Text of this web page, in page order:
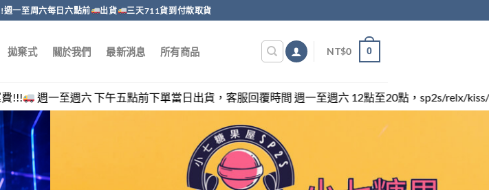
週一至周六每日六點前 出貨 三天711貨到付款取貨
拋棄式 關於我們 最新消息 所有商品 NT$0 0
下午五點前下單當日出貨，客服回覆時間 週一至週六 12點至20點，sp2s/relx/kiss/ilia/swag各類電